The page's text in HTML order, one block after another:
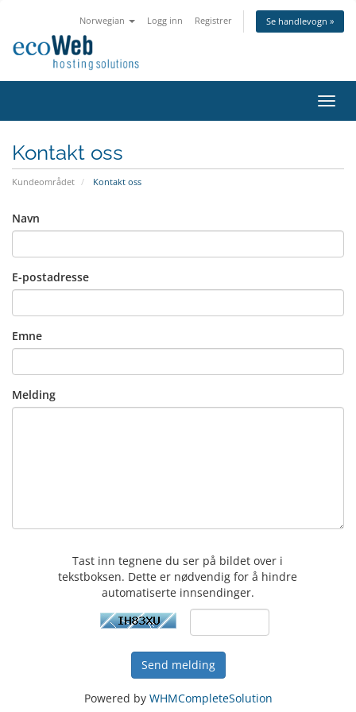
Norwegian Logg inn Registrer Se handlevogn »
Bytt
Kontakt oss
Kundeområdet Kontakt oss
Navn
E-postadresse
Emne
Melding
Tast inn tegnene du ser på bildet over i
tekstboksen. Dette er nødvendig for å hindre
automatiserte innsendinger.
Send melding
Powered by WHMCompleteSolution